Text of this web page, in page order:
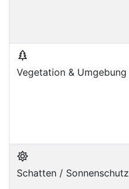
Vegetation & Umgebung
Schatten / Sonnenschutz